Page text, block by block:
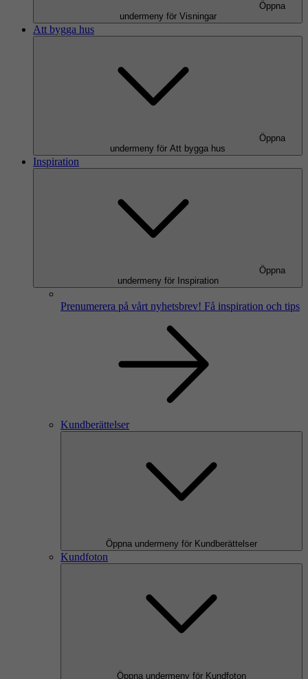
Öppna
undermeny för Visningar
Att bygga hus
Öppna
undermeny för Att bygga hus
Inspiration
Öppna
undermeny för Inspiration
Prenumerera på vårt nyhetsbrev! Få inspiration och tips
Kundberättelser
Öppna undermeny för Kundberättelser
Kundfoton
Öppna undermeny för Kundfoton